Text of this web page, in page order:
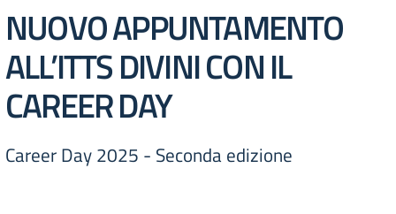
NUOVO APPUNTAMENTO
ALL’ITTS DIVINI CON IL
CAREER DAY
Career Day 2025 - Seconda edizione